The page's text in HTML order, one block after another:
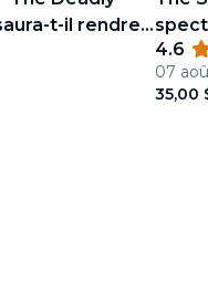
t-il rendre
4.6
07
35,00